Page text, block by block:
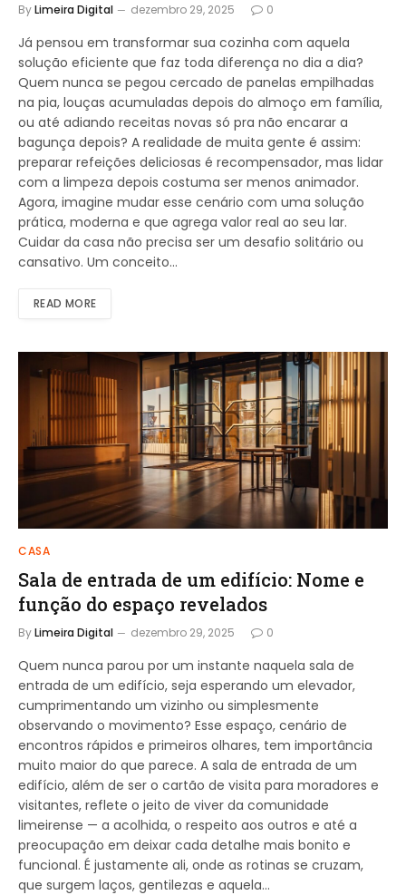
ByLimeira Digital dezembro 29, 2025 0
Já pensou em transformar sua cozinha com aquela
solução eficiente que faz toda diferença no dia a dia?
Quem nunca se pegou cercado de panelas empilhadas
na pia, louças acumuladas depois do almoço em família,
ou até adiando receitas novas só pra não encarar a
bagunça depois? A realidade de muita gente é assim:
preparar refeições deliciosas é recompensador, mas lidar
com a limpeza depois costuma ser menos animador.
Agora, imagine mudar esse cenário com uma solução
prática, moderna e que agrega valor real ao seu lar.
Cuidar da casa não precisa ser um desafio solitário ou
cansativo. Um conceito…
READ MORE
CASA
Sala de entrada de um edifício: Nome e
função do espaço revelados
ByLimeira Digital dezembro 29, 2025 0
Quem nunca parou por um instante naquela sala de
entrada de um edifício, seja esperando um elevador,
cumprimentando um vizinho ou simplesmente
observando o movimento? Esse espaço, cenário de
encontros rápidos e primeiros olhares, tem importância
muito maior do que parece. A sala de entrada de um
edifício, além de ser o cartão de visita para moradores e
visitantes, reflete o jeito de viver da comunidade
limeirense — a acolhida, o respeito aos outros e até a
preocupação em deixar cada detalhe mais bonito e
funcional. É justamente ali, onde as rotinas se cruzam,
que surgem laços, gentilezas e aquela…